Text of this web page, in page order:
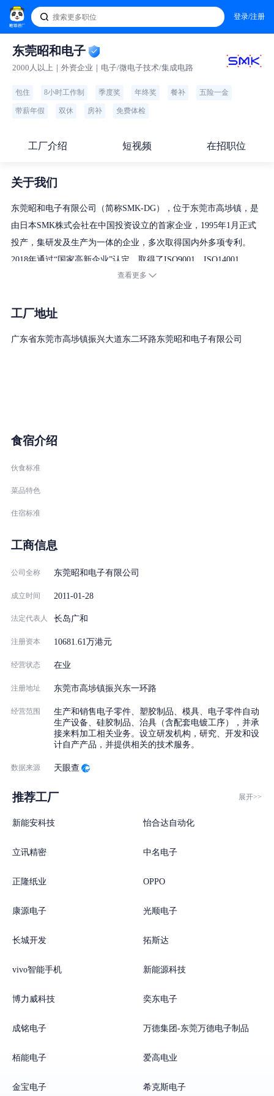
登录/注册
东莞昭和电子
2000人以上｜外资企业｜电子/微电子技术/集成电路
包住 8小时工作制 季度奖 年终奖 餐补 五险一金
带薪年假 双休 房补 免费体检
工厂介绍 短视频 在招职位
关于我们
东莞昭和电子有限公司（简称SMK-DG），位于东莞市高埗镇，是
由日本SMK株式会社在中国投资设立的首家企业，1995年1月正式
投产，集研发及生产为一体的企业，多次取得国内外多项专利。
2018年通过“国家高新企业”认定，取得了ISO9001、ISO14001、
ISO45001、IATF16949、QC080000等体系认证。2021年成为东莞市
摇控器、手机配件、小型插座、中继线、开关等电子产品。主要客
LIXIL等世界500强企业。 SMK是个大舞台，您的才能与热情在这
2、公司每月10日准时发薪；定期调薪。
3、提供各类培训机会（日语、英语班），给予出国研修及晋升机
5、伙食津贴：300元/人+食堂消费额20%津贴，生日发放生日礼
6、设立全勤奖，以季度发放，每月100元。
7、相应的岗位津贴，均计入加班费基数内。
9、公司内有食堂、医疗室、图书馆、ATM提款机及小卖部、健身
器材等。
乘车路线：
1、东莞城区乘4路或G2路，东莞总站乘318路在丽江酒店 站下车；
查看更多
工厂地址
广东省东莞市高埗镇振兴大道东二环路东莞昭和电子有限公司
食宿介绍
伙食标准
菜品特色
住宿标准
工商信息
公司全称 东莞昭和电子有限公司
成立时间 2011-01-28
法定代表人 长岛广和
注册资本 10681.61万港元
经营状态 在业
注册地址 东莞市高埗镇振兴东一环路
经营范围
生产和销售电子零件、塑胶制品、模具、电子零件自动
生产设备、硅胶制品、治具（含配套电镀工序），并承
接来料加工相关业务。设立研发机构，研究、开发和设
计自产产品，并提供相关的技术服务。
数据来源 天眼查
推荐工厂 展开>>
新能安科技 怡合达自动化
立讯精密 中名电子
正隆纸业 OPPO
康源电子 光顺电子
长城开发 拓斯达
vivo智能手机 新能源科技
博力威科技 奕东电子
成铭电子 万德集团-东莞万德电子制品
栢能电子 爱高电业
金宝电子 希克斯电子